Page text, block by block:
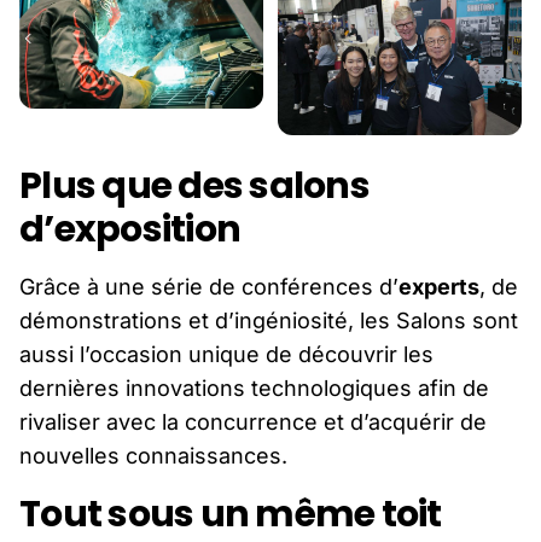
Plus que des salons
d’exposition
Grâce à une série de conférences d’experts, de
démonstrations et d’ingéniosité, les Salons sont
aussi l’occasion unique de découvrir les
dernières innovations technologiques afin de
rivaliser avec la concurrence et d’acquérir de
nouvelles connaissances.
Tout sous un même toit